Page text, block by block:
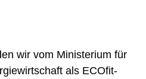
wir vom Ministerium für
als ECOfit-